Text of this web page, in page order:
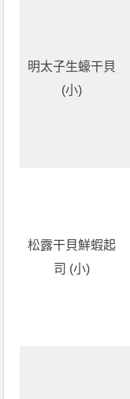
明太子生蠔干貝
(小)
松露干貝鮮蝦起
司 (小)